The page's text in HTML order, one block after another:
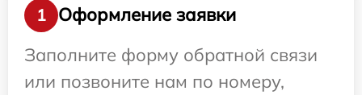
1
Оформление заявки
Заполните форму обратной связи
или позвоните нам по номеру,